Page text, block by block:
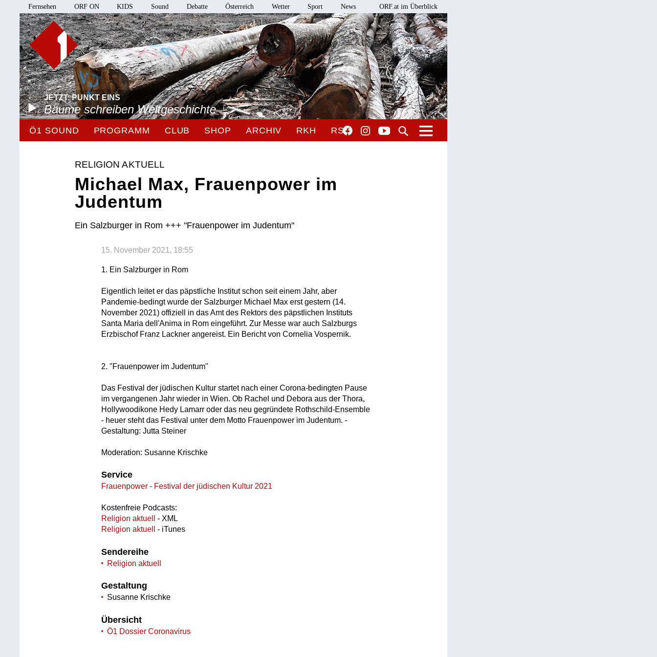
Fernsehen ORF ON KIDS Sound Debatte Österreich Wetter Sport News ORF.at im Überblick
JETZT: PUNKT EINS
Bäume schreiben Weltgeschichte
Ö1 SOUND PROGRAMM CLUB SHOP ARCHIV RKH RSO
RELIGION AKTUELL
Michael Max, Frauenpower im
Judentum
Ein Salzburger in Rom +++ "Frauenpower im Judentum"
15. November 2021, 18:55
1. Ein Salzburger in Rom
Eigentlich leitet er das päpstliche Institut schon seit einem Jahr, aber
Pandemie-bedingt wurde der Salzburger Michael Max erst gestern (14.
November 2021) offiziell in das Amt des Rektors des päpstlichen Instituts
Santa Maria dell'Anima in Rom eingeführt. Zur Messe war auch Salzburgs
Erzbischof Franz Lackner angereist. Ein Bericht von Cornelia Vospernik.
2. "Frauenpower im Judentum"
Das Festival der jüdischen Kultur startet nach einer Corona-bedingten Pause
im vergangenen Jahr wieder in Wien. Ob Rachel und Debora aus der Thora,
Hollywoodikone Hedy Lamarr oder das neu gegründete Rothschild-Ensemble
- heuer steht das Festival unter dem Motto Frauenpower im Judentum. -
Gestaltung: Jutta Steiner
Moderation: Susanne Krischke
Service
Frauenpower - Festival der jüdischen Kultur 2021
Kostenfreie Podcasts:
Religion aktuell
- XML
Religion aktuell
- iTunes
Sendereihe
Religion aktuell
Gestaltung
Susanne Krischke
Übersicht
Ö1 Dossier Coronavirus